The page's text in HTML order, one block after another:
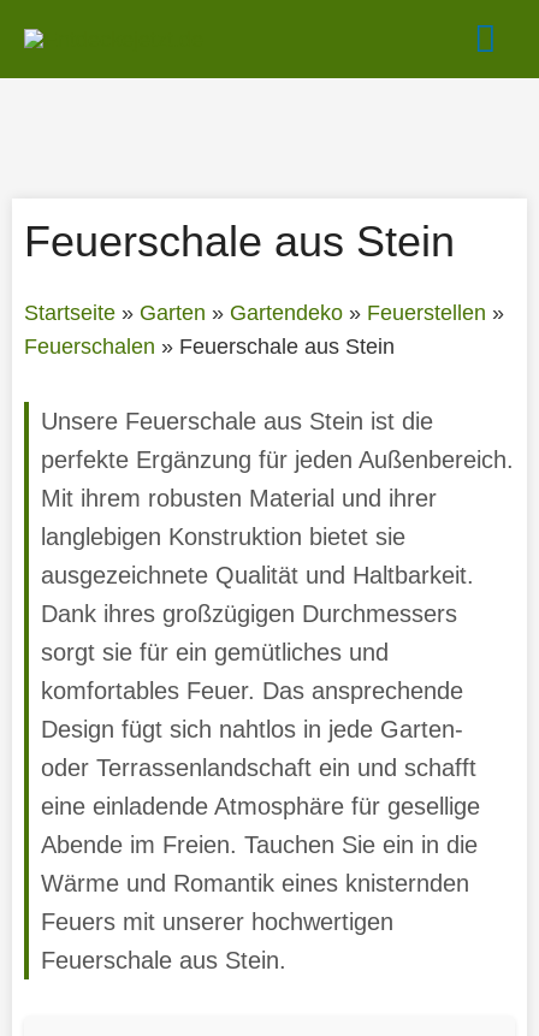
Inhalt
springen
Feuerschale aus Stein
Startseite» Garten » Gartendeko» Feuerstellen »
Feuerschalen » Feuerschale aus Stein
Unsere Feuerschale aus Stein ist die
perfekte Ergänzung für jeden Außenbereich.
Mit ihrem robusten Material und ihrer
langlebigen Konstruktion bietet sie
ausgezeichnete Qualität und Haltbarkeit.
Dank ihres großzügigen Durchmessers
sorgt sie für ein gemütliches und
komfortables Feuer. Das ansprechende
Design fügt sich nahtlos in jede Garten-
oder Terrassenlandschaft ein und schafft
eine einladende Atmosphäre für gesellige
Abende im Freien. Tauchen Sie ein in die
Wärme und Romantik eines knisternden
Feuers mit unserer hochwertigen
Feuerschale aus Stein.